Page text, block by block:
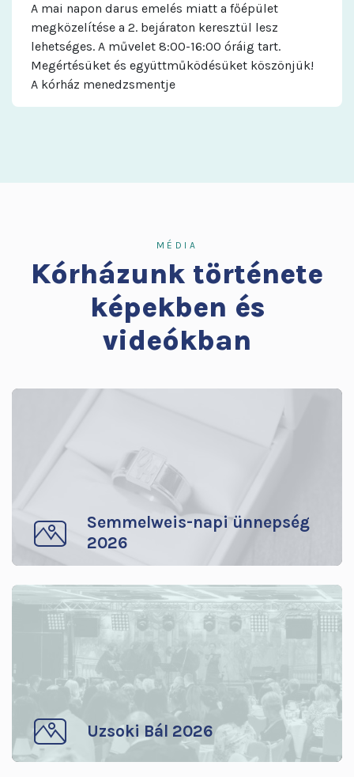
A mai napon darus emelés miatt a főépület
megközelítése a 2. bejáraton keresztül lesz
lehetséges. A művelet 8:00-16:00 óráig tart.
Megértésüket és együttműködésüket köszönjük!
A kórház menedzsmentje
MÉDIA
Kórházunk története
képekben és
videókban
Semmelweis-napi ünnepség
2026
Uzsoki Bál 2026